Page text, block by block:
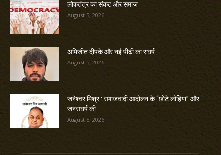
लोकतंत्र का संकट और समाज
August 5, 2026
अभिजीत दीपके और नई पीढ़ी का संघर्ष
August 5, 2026
जनेश्वर मिश्र : समाजवादी आंदोलन के “छोटे लोहिया” और
जनसंघर्ष की...
August 5, 2026